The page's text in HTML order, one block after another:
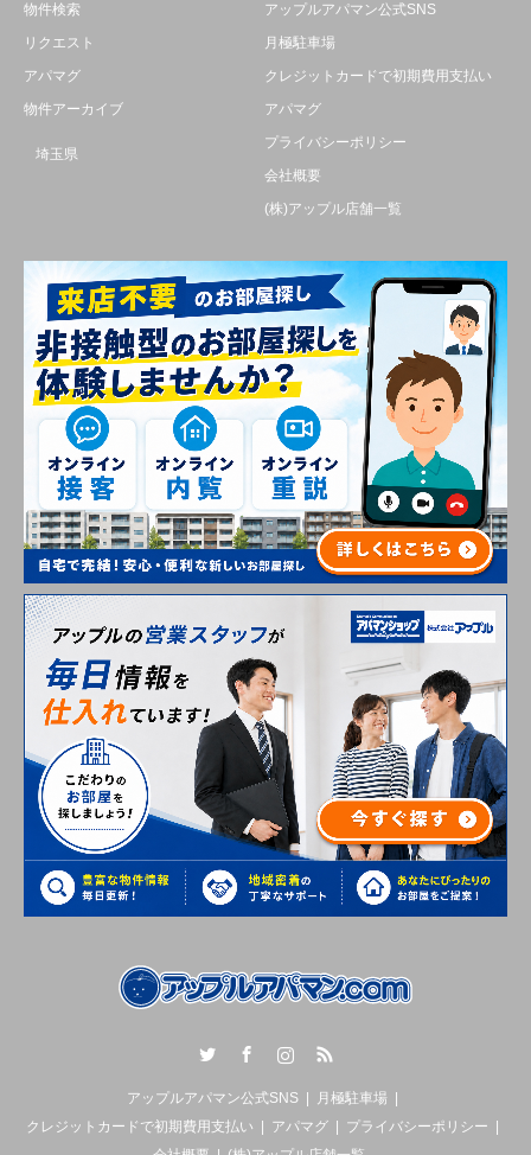
物件検索
リクエスト
アパマグ
物件アーカイブ
埼玉県
アップルアパマン公式SNS
月極駐車場
クレジットカードで初期費用支払い
アパマグ
プライバシーポリシー
会社概要
(株)アップル店舗一覧
RSS
アップルアパマン公式SNS
月極駐車場
クレジットカードで初期費用支払い
アパマグ
プライバシーポリシー